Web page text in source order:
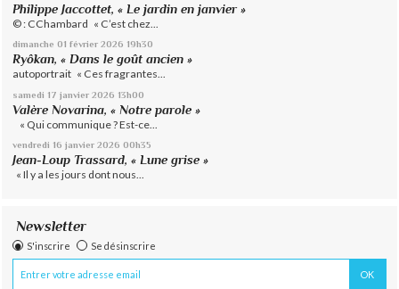
Philippe Jaccottet, « Le jardin en janvier »
© : CChambard « C’est chez...
dimanche 01 février 2026 19h30
Ryôkan, « Dans le goût ancien »
autoportrait « Ces fragrantes...
samedi 17 janvier 2026 13h00
Valère Novarina, « Notre parole »
« Qui communique ? Est-ce...
vendredi 16 janvier 2026 00h35
Jean-Loup Trassard, « Lune grise »
« Il y a les jours dont nous...
Newsletter
S'inscrire Se désinscrire